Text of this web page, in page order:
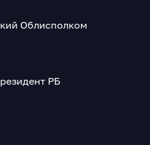
Облисполком
РБ